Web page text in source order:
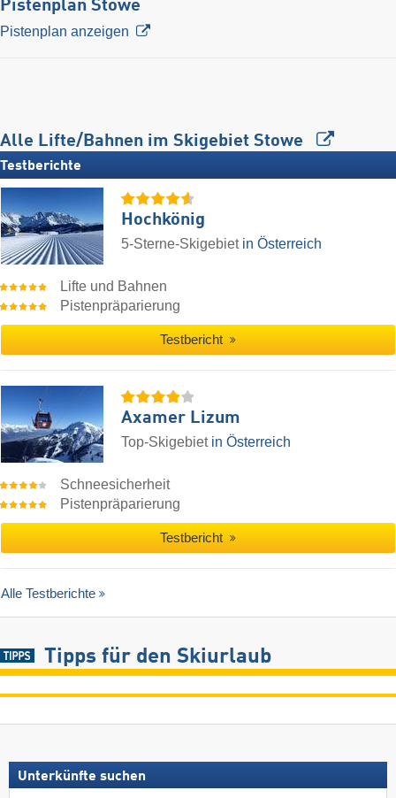
Pistenplan Stowe
Pistenplan anzeigen
Alle Lifte/Bahnen im Skigebiet Stowe
Testberichte
Hochkönig
5-Sterne-Skigebiet in Österreich
Lifte und Bahnen
Pistenpräparierung
Testbericht
Axamer Lizum
Top-Skigebiet in Österreich
Schneesicherheit
Pistenpräparierung
Testbericht
Alle Testberichte
Tipps für den Skiurlaub
Unterkünfte suchen